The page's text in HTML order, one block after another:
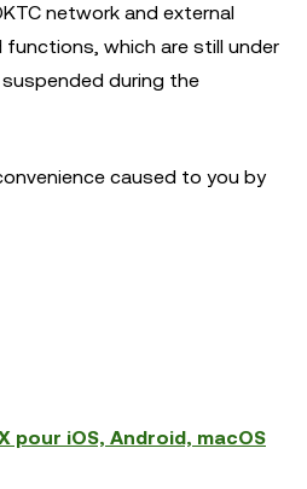
network and external
which are still under
during the
caused to you by
pour iOS, Android, macOS